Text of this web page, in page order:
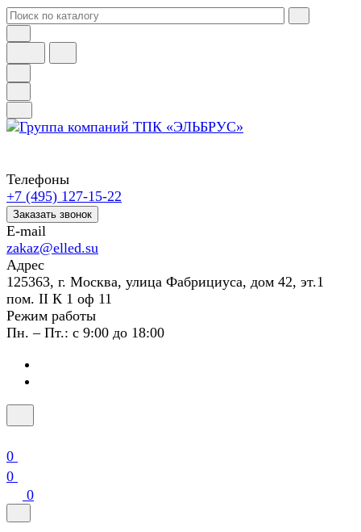
Телефоны
+7 (495) 127-15-22
Заказать звонок
E-mail
zakaz@elled.su
Адрес
125363, г. Москва, улица Фабрициуса, дом 42, эт.1
пом. II К 1 оф 11
Режим работы
Пн. – Пт.: с 9:00 до 18:00
0
0
0